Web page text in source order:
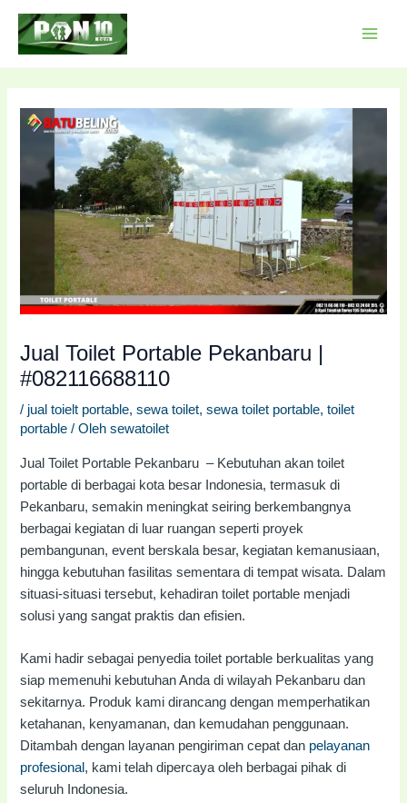
konten
Jual Toilet Portable Pekanbaru |
#082116688110
/ jual toielt portable,sewa toilet,sewa toilet portable,toilet
portable / Olehsewatoilet
Jual Toilet Portable Pekanbaru – Kebutuhan akan toilet
portable di berbagai kota besar Indonesia, termasuk di
Pekanbaru, semakin meningkat seiring berkembangnya
berbagai kegiatan di luar ruangan seperti proyek
pembangunan, event berskala besar, kegiatan kemanusiaan,
hingga kebutuhan fasilitas sementara di tempat wisata. Dalam
situasi-situasi tersebut, kehadiran toilet portable menjadi
solusi yang sangat praktis dan efisien.
Kami hadir sebagai penyedia toilet portable berkualitas yang
siap memenuhi kebutuhan Anda di wilayah Pekanbaru dan
sekitarnya. Produk kami dirancang dengan memperhatikan
ketahanan, kenyamanan, dan kemudahan penggunaan.
Ditambah dengan layanan pengiriman cepat dan pelayanan
profesional , kami telah dipercaya oleh berbagai pihak di
seluruh Indonesia.
navigation